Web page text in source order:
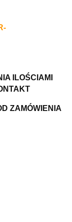
ILOŚCIAMI
ZAMÓWIENIA